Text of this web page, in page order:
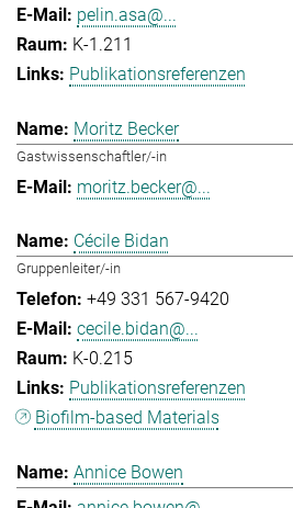
pelin.asa@...
K-1.211
Publikationsreferenzen
Moritz Becker
Gastwissenschaftler/-in
moritz.becker@...
Cécile Bidan
Gruppenleiter/-in
+49 331 567-9420
cecile.bidan@...
K-0.215
Publikationsreferenzen
Biofilm-based Materials
Annice Bowen